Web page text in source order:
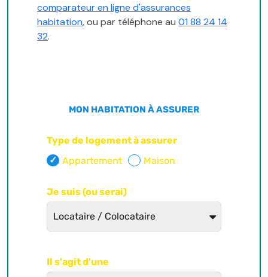
comparateur en ligne d'assurances
habitation, ou par téléphone au 01 88 24 14
32.